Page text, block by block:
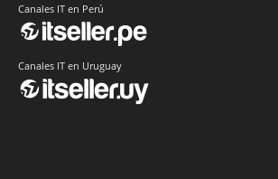
Canales IT en Perú
Canales IT en Uruguay